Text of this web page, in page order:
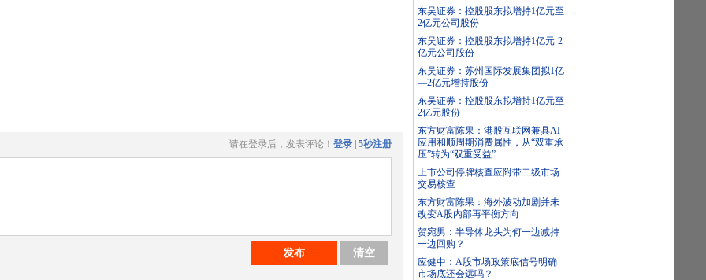
请在登录后，发表评论！ 登录 5秒注册
发布 清空
东吴证券：控股股东拟增持1亿元至
2亿元公司股份
东吴证券：控股股东拟增持1亿元-2
亿元公司股份
东吴证券：苏州国际发展集团拟1亿
—2亿元增持股份
东吴证券：控股股东拟增持1亿元至
2亿元股份
东方财富陈果：港股互联网兼具AI
应用和顺周期消费属性，从“双重承
压”转为“双重受益”
上市公司停牌核查应附带二级市场
交易核查
东方财富陈果：海外波动加剧并未
改变A股内部再平衡方向
贺宛男：半导体龙头为何一边减持
一边回购？
应健中：A股市场政策底信号明确
市场底还会远吗？